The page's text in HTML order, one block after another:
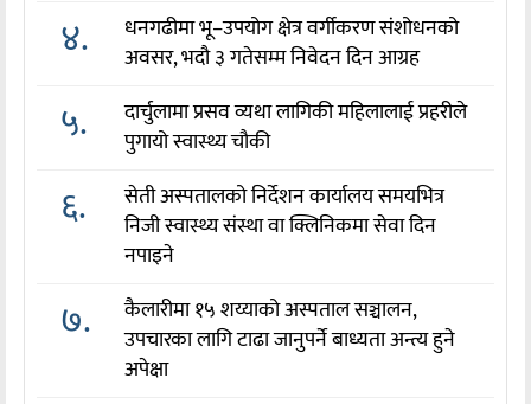
४.
धनगढीमा भू–उपयोग क्षेत्र वर्गीकरण संशोधनको
अवसर, भदौ ३ गतेसम्म निवेदन दिन आग्रह
५.
दार्चुलामा प्रसव व्यथा लागिकी महिलालाई प्रहरीले
पुगायो स्वास्थ्य चौकी
६.
सेती अस्पतालको निर्देशन कार्यालय समयभित्र
निजी स्वास्थ्य संस्था वा क्लिनिकमा सेवा दिन
नपाइने
७.
कैलारीमा १५ शय्याको अस्पताल सञ्चालन,
उपचारका लागि टाढा जानुपर्ने बाध्यता अन्त्य हुने
अपेक्षा